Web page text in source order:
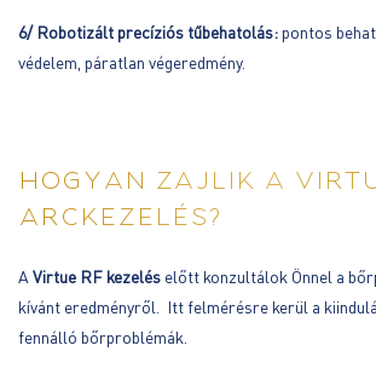
6/ Robotizált precíziós tűbehatolás: pontos
védelem, páratlan végeredmény.
HOGYAN ZAJLIK A
ARCKEZELÉS?
A Virtue RF kezelés előtt konzultálok Önnel a
kívánt eredményről. Itt felmérésre kerül a
fennálló bőrproblémák.